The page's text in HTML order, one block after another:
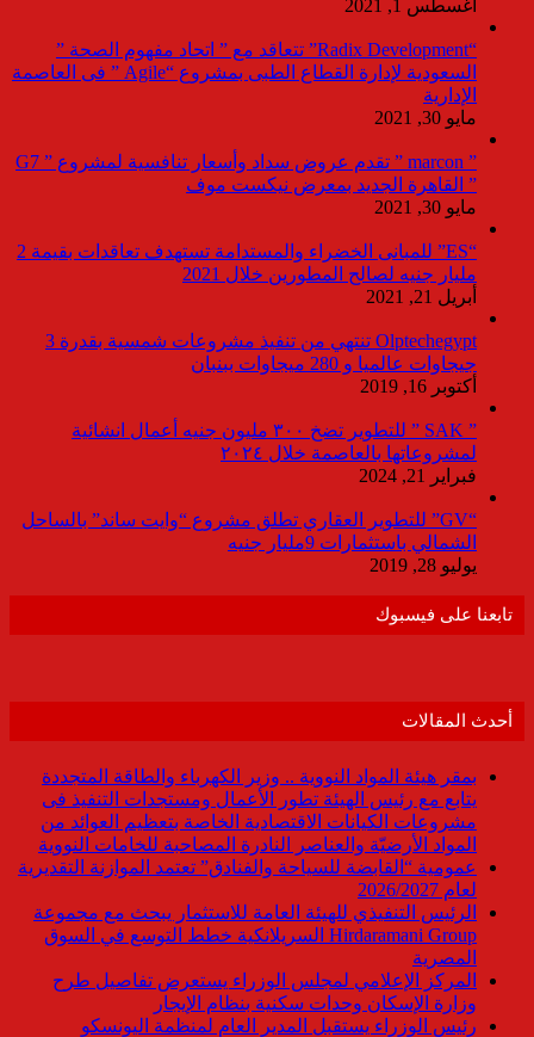
أغسطس 1, 2021
“Radix Development” تتعاقد مع ” اتحاد مفهوم الصحة ”
السعودية لإدارة القطاع الطبى بمشروع “Agile ” فى العاصمة
الإدارية
مايو 30, 2021
” marcon ” تقدم عروض سداد وأسعار تنافسية لمشروع ” G7
” القاهرة الجديد بمعرض نيكست موف
مايو 30, 2021
“ES” للمبانى الخضراء والمستدامة تستهدف تعاقدات بقيمة 2
مليار جنيه لصالح المطورين خلال 2021
أبريل 21, 2021
Olptechegypt تنتهي من تنفيذ مشروعات شمسية بقدرة 3
جيجاوات عالميا و 280 ميجاوات ببنبان
أكتوبر 16, 2019
” SAK ” للتطوير تضخ ٣٠٠ مليون جنيه أعمال انشائية
لمشروعاتها بالعاصمة خلال ٢٠٢٤
فبراير 21, 2024
“GV” للتطوير العقاري تطلق مشروع “وايت ساند” بالساحل
الشمالي باستثمارات 9مليار جنيه
يوليو 28, 2019
تابعنا على فيسبوك
أحدث المقالات
بمقر هيئة المواد النووية .. وزير الكهرباء والطاقة المتجددة
يتابع مع رئيس الهيئة تطور الأعمال ومستجدات التنفيذ فى
مشروعات الكيانات الاقتصادية الخاصة بتعظيم العوائد من
المواد الأرضيّة والعناصر النادرة المصاحبة للخامات النووية
عمومية “القابضة للسياحة والفنادق” تعتمد الموازنة التقديرية
لعام 2026/2027
الرئيس التنفيذي للهيئة العامة للاستثمار يبحث مع مجموعة
Hirdaramani Group السريلانكية خطط التوسع في السوق
المصرية
المركز الإعلامي لمجلس الوزراء يستعرض تفاصيل طرح
وزارة الإسكان وحدات سكنية بنظام الإيجار
رئيس الوزراء يستقبل المدير العام لمنظمة اليونسكو